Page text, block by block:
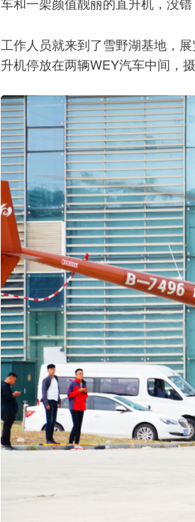
工作人员就来到了雪野湖基地，
升机停放在两辆WEY汽车中间，